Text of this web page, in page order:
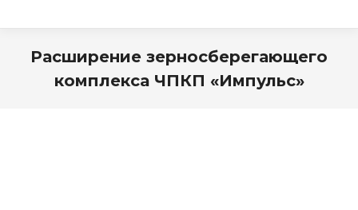
Расширение зерносберегающего
комплекса ЧПКП «Импульс»